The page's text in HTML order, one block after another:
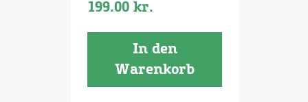
199.00 kr.
In den
Warenkorb